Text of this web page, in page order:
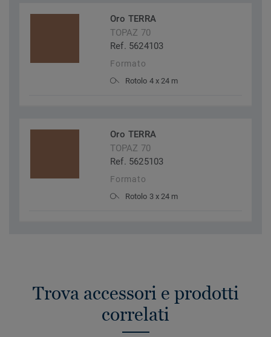
Oro TERRA
TOPAZ 70
Ref. 5624103
Formato
Rotolo 4 x 24 m
Oro TERRA
TOPAZ 70
Ref. 5625103
Formato
Rotolo 3 x 24 m
Trova accessori e prodotti
correlati